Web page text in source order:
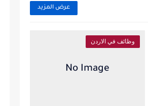
عرض المزيد
وظائف في الاردن